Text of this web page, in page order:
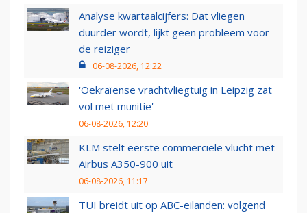
Analyse kwartaalcijfers: Dat vliegen
duurder wordt, lijkt geen probleem voor
de reiziger
06-08-2026, 12:22
'Oekraïense vrachtvliegtuig in Leipzig zat
vol met munitie'
06-08-2026, 12:20
KLM stelt eerste commerciële vlucht met
Airbus A350-900 uit
06-08-2026, 11:17
TUI breidt uit op ABC-eilanden: volgend